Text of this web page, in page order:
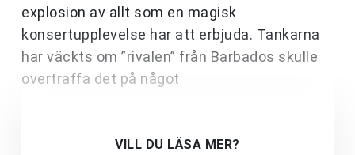
explosion av allt som en magisk
konsertupplevelse har att erbjuda. Tankarna
har väckts om ”rivalen” från Barbados skulle
överträffa det på något
VILL DU LÄSA MER?